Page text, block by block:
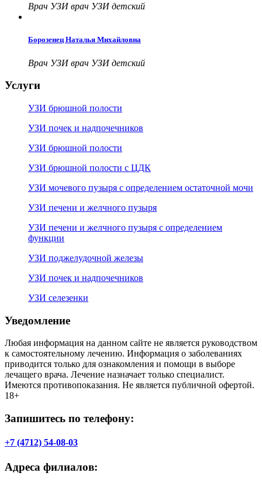
Врач УЗИ врач УЗИ детский
Борозенец Наталья Михайловна
Врач УЗИ врач УЗИ детский
Услуги
УЗИ брюшной полости
УЗИ почек и надпочечников
УЗИ брюшной полости
УЗИ брюшной полости с ЦДК
УЗИ мочевого пузыря с определением остаточной мочи
УЗИ печени и желчного пузыря
УЗИ печени и желчного пузыря с определением
функции
УЗИ поджелудочной железы
УЗИ почек и надпочечников
УЗИ селезенки
Уведомление
Любая информация на данном сайте не является руководством
к самостоятельному лечению. Информация о заболеваниях
приводится только для ознакомления и помощи в выборе
лечащего врача. Лечение назначает только специалист.
Имеются противопоказания. Не является публичной офертой.
18+
Запишитесь по телефону:
+7 (4712) 54-08-03
Адреса филиалов: